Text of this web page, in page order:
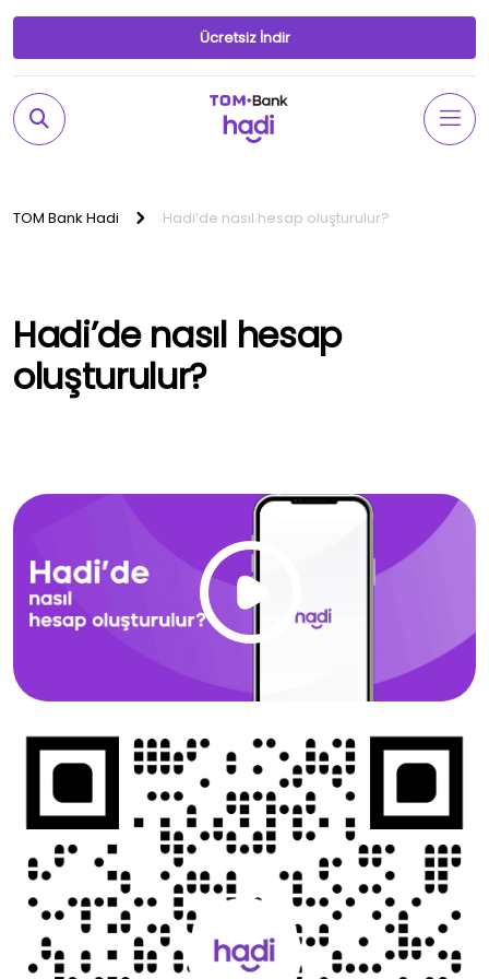
Ücretsiz İndir
TOM Bank Hadi Hadi’de nasıl hesap oluşturulur?
Hadi’de nasıl hesap
oluşturulur?